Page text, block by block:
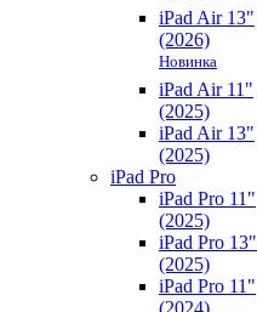
iPad Air 13"
(2026)
Новинка
iPad Air 11"
(2025)
iPad Air 13"
(2025)
iPad Pro
iPad Pro 11"
(2025)
iPad Pro 13"
(2025)
iPad Pro 11"
(2024)